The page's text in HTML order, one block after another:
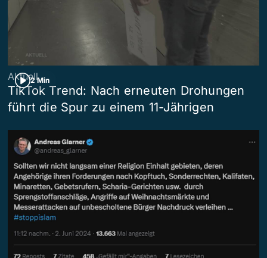
2 Min
Aktuell
TikTok Trend: Nach erneuten Drohungen
führt die Spur zu einem 11-Jährigen